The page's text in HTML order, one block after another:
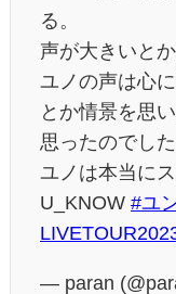
る。
声が大きいと
ユノの声は心
とか情景を思
思ったのでした
ユノは本当に
U_KNOW #ユ
— paran